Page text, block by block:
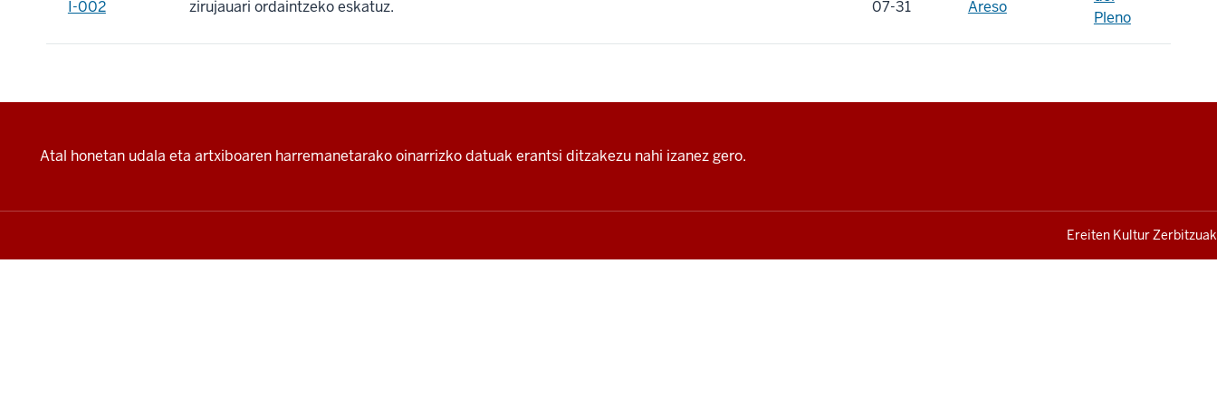
I-002
zirujauari ordaintzeko eskatuz.
07-31
Areso
Pleno
resources
Atal honetan udala eta artxiboaren harremanetarako oinarrizko datuak erantsi ditzakezu nahi izanez gero.
Ereiten Kultur Zerbitzuak